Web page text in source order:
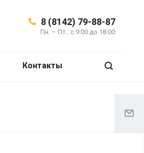
8 (8142) 79-88-87
Пн. – Пт.: с 9:00 до 18:00
Контакты